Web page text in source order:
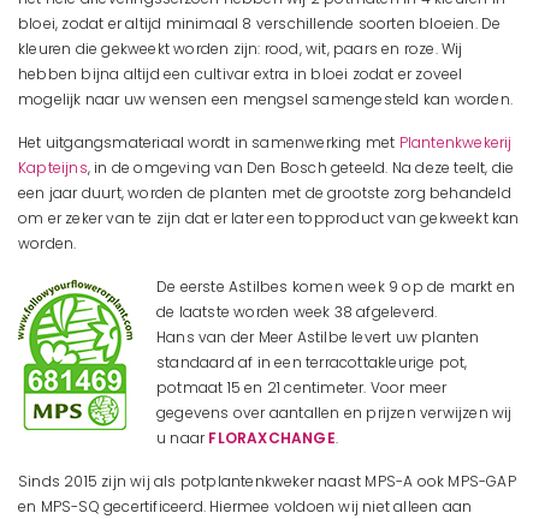
bloei, zodat er altijd minimaal 8 verschillende soorten bloeien. De
kleuren die gekweekt worden zijn: rood, wit, paars en roze. Wij
hebben bijna altijd een cultivar extra in bloei zodat er zoveel
mogelijk naar uw wensen een mengsel samengesteld kan worden.
Het uitgangsmateriaal wordt in samenwerking met Plantenkwekerij
Kapteijns, in de omgeving van Den Bosch geteeld. Na deze teelt, die
een jaar duurt, worden de planten met de grootste zorg behandeld
om er zeker van te zijn dat er later een topproduct van gekweekt kan
worden.
De eerste Astilbes komen week 9 op de markt en
de laatste worden week 38 afgeleverd.
Hans van der Meer Astilbe levert uw planten
standaard af in een terracottakleurige pot,
potmaat 15 en 21 centimeter. Voor meer
gegevens over aantallen en prijzen verwijzen wij
u naarFLORAXCHANGE.
Sinds 2015 zijn wij als potplantenkweker naast MPS-A ook MPS-GAP
en MPS-SQ gecertificeerd. Hiermee voldoen wij niet alleen aan